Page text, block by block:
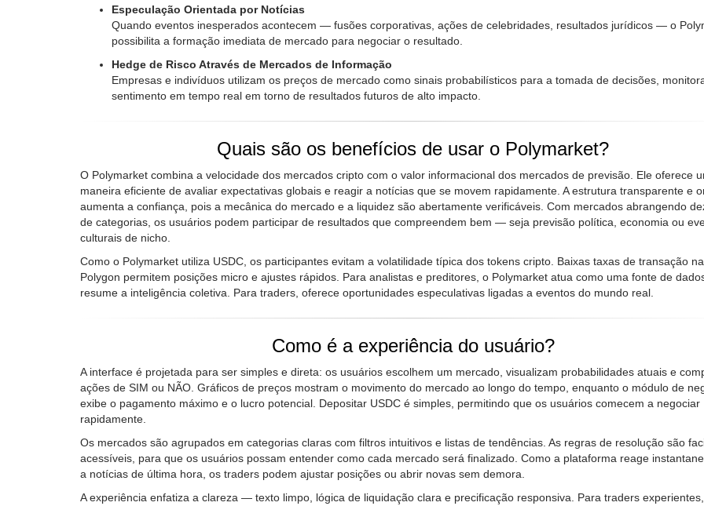
Especulação Orientada por Notícias
Quando eventos inesperados acontecem — fusões corporativas, ações de celebridades, resultados jurídicos — o
possibilita a formação imediata de mercado para negociar o resultado.
Hedge de Risco Através de Mercados de Informação
Empresas e indivíduos utilizam os preços de mercado como sinais probabilísticos para a tomada de decisões,
sentimento em tempo real em torno de resultados futuros de alto impacto.
Quais são os benefícios de usar o Polymarket?
O Polymarket combina a velocidade dos mercados cripto com o valor informacional dos mercados de previsão. Ele oferece
maneira eficiente de avaliar expectativas globais e reagir a notícias que se movem rapidamente. A estrutura transparente e
aumenta a confiança, pois a mecânica do mercado e a liquidez são abertamente verificáveis. Com mercados abrangendo
de categorias, os usuários podem participar de resultados que compreendem bem — seja previsão política, economia ou
culturais de nicho.
Como o Polymarket utiliza USDC, os participantes evitam a volatilidade típica dos tokens cripto. Baixas taxas de transação na
Polygon permitem posições micro e ajustes rápidos. Para analistas e preditores, o Polymarket atua como uma fonte de
resume a inteligência coletiva. Para traders, oferece oportunidades especulativas ligadas a eventos do mundo real.
Como é a experiência do usuário?
A interface é projetada para ser simples e direta: os usuários escolhem um mercado, visualizam probabilidades atuais e
ações de SIM ou NÃO. Gráficos de preços mostram o movimento do mercado ao longo do tempo, enquanto o módulo de
exibe o pagamento máximo e o lucro potencial. Depositar USDC é simples, permitindo que os usuários comecem a negociar
rapidamente.
Os mercados são agrupados em categorias claras com filtros intuitivos e listas de tendências. As regras de resolução são
acessíveis, para que os usuários possam entender como cada mercado será finalizado. Como a plataforma reage
a notícias de última hora, os traders podem ajustar posições ou abrir novas sem demora.
A experiência enfatiza a clareza — texto limpo, lógica de liquidação clara e precificação responsiva. Para traders